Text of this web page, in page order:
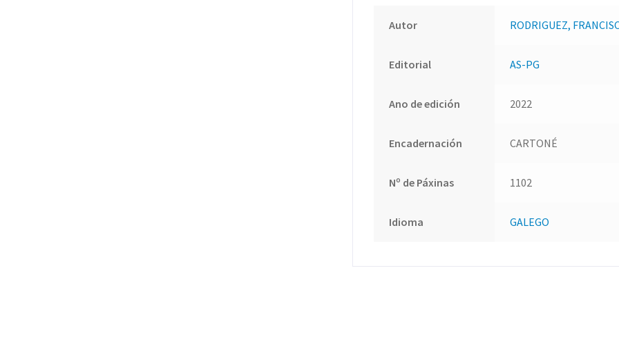
Autor RODRIGUEZ,
Editorial AS-PG
Ano de edición 2022
Encadernación CARTONÉ
Nº de Páxinas 1102
Idioma GALEGO